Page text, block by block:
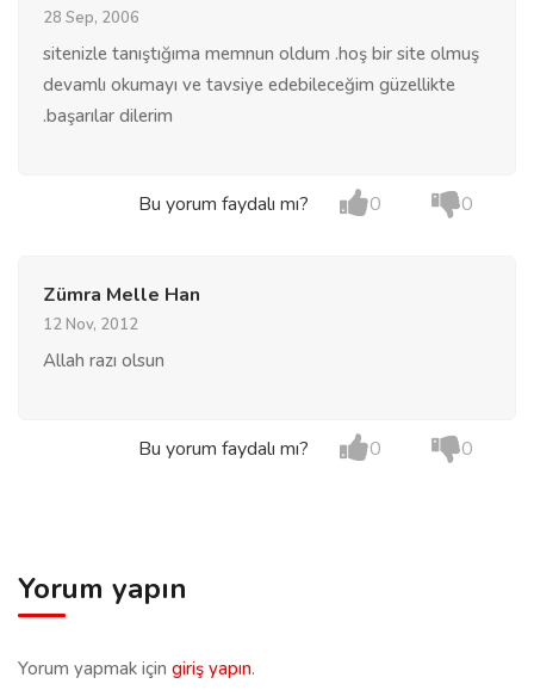
28 Sep, 2006
sitenizle tanıştığıma memnun oldum .hoş bir site olmuş
devamlı okumayı ve tavsiye edebileceğim güzellikte
.başarılar dilerim
Bu yorum faydalı mı? 0 0
Zümra Melle Han
12 Nov, 2012
Allah razı olsun
Bu yorum faydalı mı? 0 0
Yorum yapın
Yorum yapmak için giriş yapın.